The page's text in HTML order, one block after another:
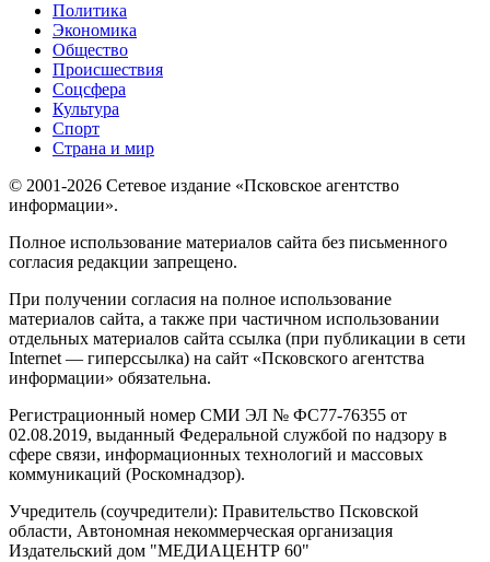
Политика
Экономика
Общество
Происшествия
Соцсфера
Культура
Спорт
Страна и мир
© 2001-2026 Сетевое издание «Псковское агентство
информации».
Полное использование материалов сайта без письменного
согласия редакции запрещено.
При получении согласия на полное использование
материалов сайта, а также при частичном использовании
отдельных материалов сайта ссылка (при публикации в сети
Internet — гиперссылка) на сайт «Псковского агентства
информации» обязательна.
Регистрационный номер СМИ ЭЛ № ФС77-76355 от
02.08.2019, выданный Федеральной службой по надзору в
сфере связи, информационных технологий и массовых
коммуникаций (Роскомнадзор).
Учредитель (соучредители): Правительство Псковской
области, Автономная некоммерческая организация
Издательский дом "МЕДИАЦЕНТР 60"